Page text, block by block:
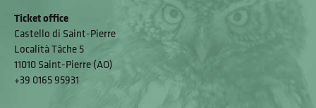
Ticket office
Castello di Saint-Pierre
Località Tâche 5
11010 Saint-Pierre (AO)
+39 0165 95931